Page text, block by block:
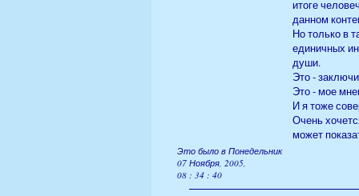
итоге
данном
Но только в
единичных
души.
Это -
Это - мое
И я тоже
Очень
может
Это было в Понедельник
07 Ноября, 2005,
08 : 34 : 40